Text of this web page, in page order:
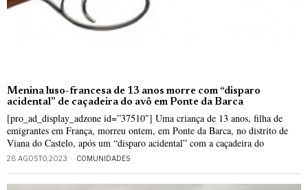
Menina luso-francesa de 13 anos morre com “disparo
acidental” de caçadeira do avô em Ponte da Barca
[pro_ad_display_adzone id=”37510″] Uma criança de 13 anos, filha de
emigrantes em França, morreu ontem, em Ponte da Barca, no distrito de
Viana do Castelo, após um “disparo acidental” com a caçadeira do
28 AGOSTO, 2023 COMUNIDADES